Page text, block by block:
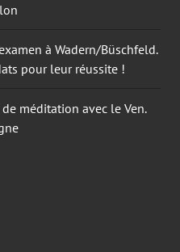
à Wadern/Büschfeld.
pour leur réussite !
méditation avec le Ven.